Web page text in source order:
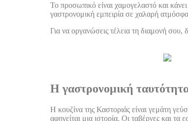
Το προσωπικό είναι χαμογελαστό και
γαστρονομική εμπειρία σε χαλαρή
Για να οργανώσεις τέλεια τη διαμονή σου,
Η γαστρονομική
Η κουζίνα της Καστοριάς είναι γεμάτη
αφηγείται μια ιστορία. Οι ταβέρνες και